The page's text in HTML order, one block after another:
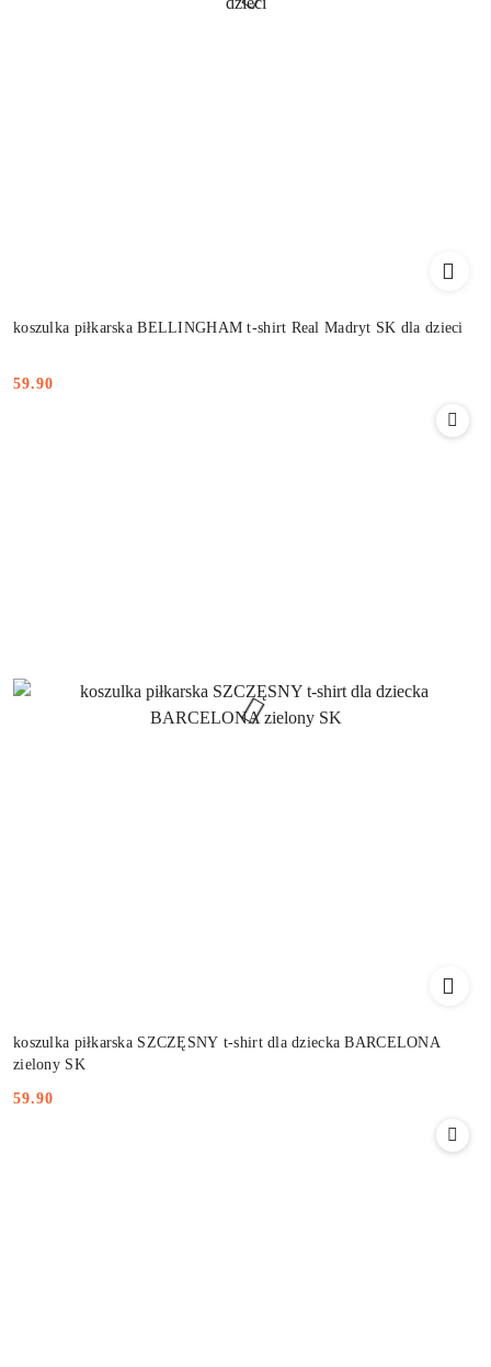
koszulka piłkarska BELLINGHAM t-shirt Real Madryt SK dla dzieci
Cena:
59.90
koszulka piłkarska SZCZĘSNY t-shirt dla dziecka BARCELONA
zielony SK
Cena:
59.90